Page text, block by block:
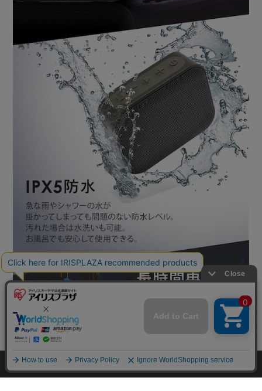
在庫切れ mail_outline入荷したらメールでお知らせ
HOME 探す ログイン お気に入り お知らせ